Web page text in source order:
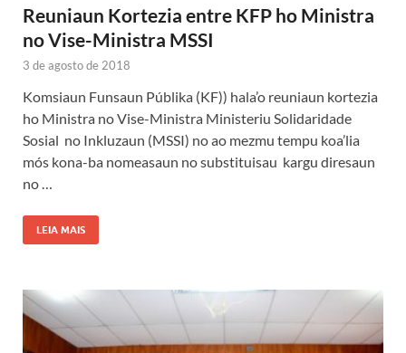
Reuniaun Kortezia entre KFP ho Ministra
no Vise-Ministra MSSI
3 de agosto de 2018
Komsiaun Funsaun Públika (KF)) hala’o reuniaun kortezia
ho Ministra no Vise-Ministra Ministeriu Solidaridade
Sosial no Inkluzaun (MSSI) no ao mezmu tempu koa’lia
mós kona-ba nomeasaun no substituisau kargu diresaun
no …
LEIA MAIS